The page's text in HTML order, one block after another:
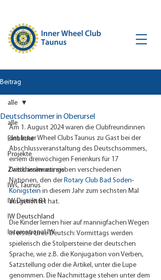
Beitrag
alle
Einblicke
Projekte
Zwischenmeetings
IWC Taunus
IW Distrikt 81
IW Deutschland
International IW
alle
Deutschsommer in Oberursel
Am 1. August 2024 waren die Clubfreundinnen
des Inner Wheel Clubs Taunus zu Gast bei der
Abschlussveranstaltung des Deutschsommers,
einem dreiwöchigen Ferienkurs für 17
Drittklässler aus sieben verschiedenen
Nationen, den der Rotary Club Bad Soden-
Königstein in diesem Jahr zum sechsten Mal
ausgerichtet hat.
Die Kinder lernen hier auf mannigfachen Wegen
in erster Linie Deutsch: Vormittags werden
spielerisch die Stolpersteine der deutschen
Sprache, wie z.B. die Konjugation von Verben,
Satzstellung oder die Artikel, unter die Lupe
genommen. Die Nachmittage stehen unter dem